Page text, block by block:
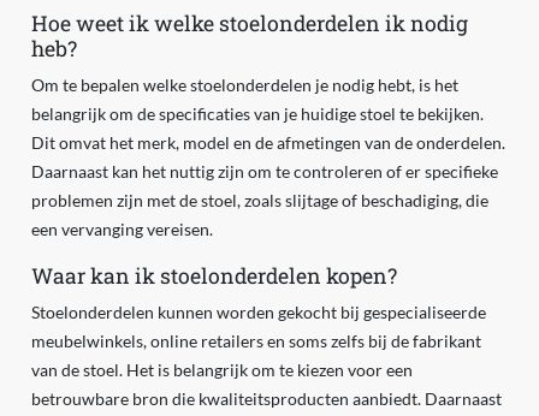
Hoe weet ik welke stoelonderdelen ik nodig
heb?
Om te bepalen welke stoelonderdelen je nodig hebt, is het
belangrijk om de specificaties van je huidige stoel te bekijken.
Dit omvat het merk, model en de afmetingen van de onderdelen.
Daarnaast kan het nuttig zijn om te controleren of er specifieke
problemen zijn met de stoel, zoals slijtage of beschadiging, die
een vervanging vereisen.
Waar kan ik stoelonderdelen kopen?
Stoelonderdelen kunnen worden gekocht bij gespecialiseerde
meubelwinkels, online retailers en soms zelfs bij de fabrikant
van de stoel. Het is belangrijk om te kiezen voor een
betrouwbare bron die kwaliteitsproducten aanbiedt. Daarnaast